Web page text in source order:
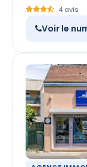
4 avis
Voir le